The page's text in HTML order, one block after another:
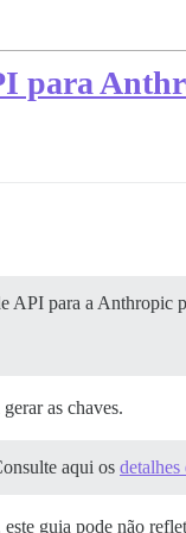
para
API para a
as chaves.
aqui os detalhes
guia pode não